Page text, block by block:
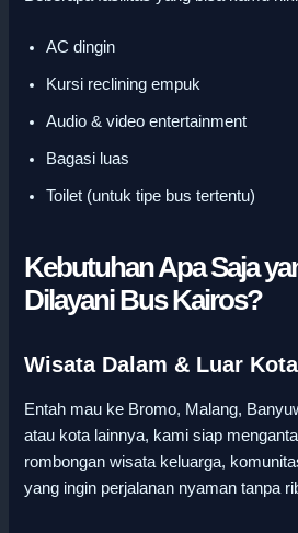
AC dingin
Kursi reclining empuk
Audio & video entertainment
Bagasi luas
Toilet (untuk tipe bus tertentu)
Kebutuhan Apa Saja
Dilayani Bus Kairos?
Wisata Dalam & Luar Kota
Entah mau ke Bromo, Malang,
atau kota lainnya, kami siap
rombongan wisata keluarga,
yang ingin perjalanan nyaman tanpa